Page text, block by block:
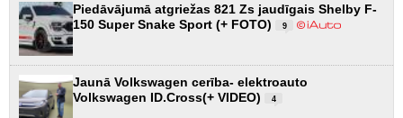
Piedāvājumā atgriežas 821 Zs jaudīgais Shelby F-
150 Super Snake Sport (+ FOTO)
9
Jaunā Volkswagen cerība- elektroauto
Volkswagen ID.Cross(+ VIDEO)
4